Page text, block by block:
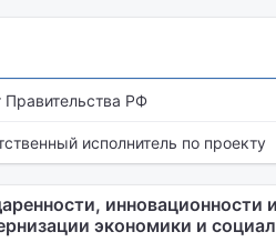
Правительства РФ
исполнитель по проекту
инновационности
экономики и